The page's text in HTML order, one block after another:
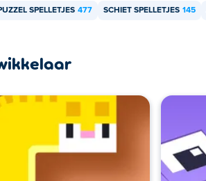
SPELLETJES 477 SCHIET SPELLETJES 145